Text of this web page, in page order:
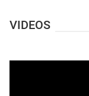
VIDEOS